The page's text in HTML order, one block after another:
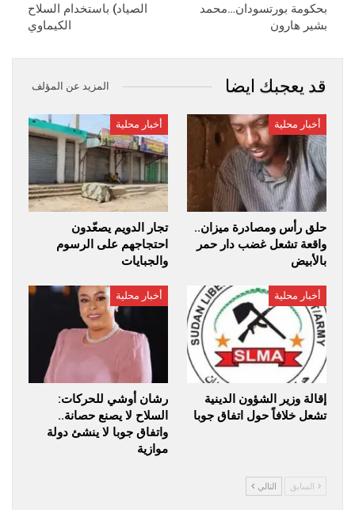
بحكومة بورتسودان…محمد
بشير هارون
الصياد) باستخدام السلاح
الكيماوي
قد يعجبك ايضا المزيد عن المؤلف
أخبار محلية
حلق رأس ومصادرة ميزان..
واقعة تشعل غضب دار حمر
بالأبيض
أخبار محلية
تجار الدويم يصعّدون
احتجاجهم على الرسوم
والجبايات
أخبار محلية
إقالة وزير الشؤون الدينية
تشعل خلافاً حول اتفاق جوبا
أخبار محلية
رشان أوشي للحركات:
السلاح لا يصنع حصانة..
واتفاق جوبا لا ينشئ دولة
موازية
السابق التالي